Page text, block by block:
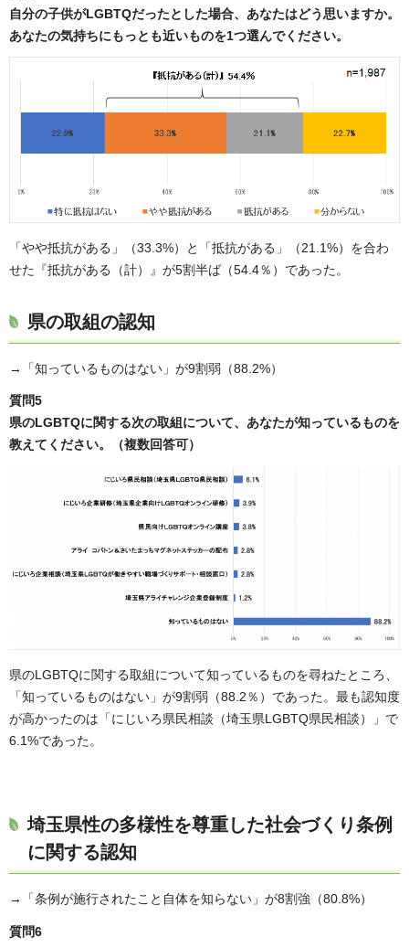
自分の子供がLGBTQだったとした場合、あなたはどう思いますか。
あなたの気持ちにもっとも近いものを1つ選んでください。
「やや抵抗がある」（33.3%）と「抵抗がある」（21.1%）を合わ
せた『抵抗がある（計）』が5割半ば（54.4％）であった。
県の取組の認知
→「知っているものはない」が9割弱（88.2%）
質問5
県のLGBTQに関する次の取組について、あなたが知っているものを
教えてください。（複数回答可）
県のLGBTQに関する取組について知っているものを尋ねたところ、
「知っているものはない」が9割弱（88.2％）であった。最も認知度
が高かったのは「にじいろ県民相談（埼玉県LGBTQ県民相談）」で
6.1%であった。
埼玉県性の多様性を尊重した社会づくり条例
に関する認知
→「条例が施行されたこと自体を知らない」が8割強（80.8%）
質問6